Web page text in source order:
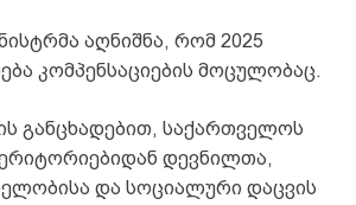
აღნიშნა, რომ 2025
კომპენსაციების მოცულობაც.
განცხადებით, საქართველოს
დევნილთა,
და სოციალური დაცვის